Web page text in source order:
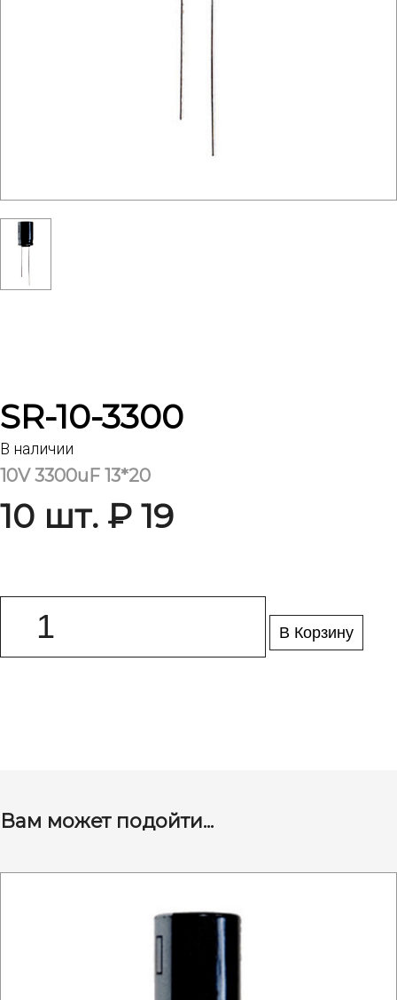
SR-10-3300
В наличии
10V 3300uF 13*20
10 шт. ₽ 19
В Корзину
Вам может подойти...